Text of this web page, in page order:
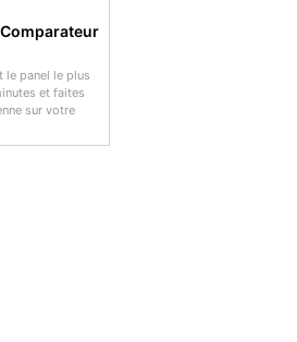
le panel le plus
et faites
sur votre